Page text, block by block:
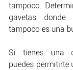
tampoco.
gavetas
tampoco es una
Si tienes una
puedes permitirte